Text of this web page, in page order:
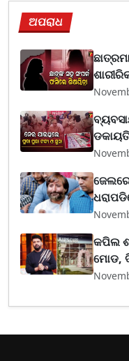
ଅପରାଧ
କପିଲ
ମୋଡ,